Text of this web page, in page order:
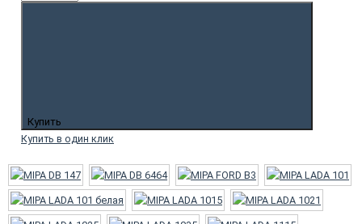
Купить
Купить в один клик